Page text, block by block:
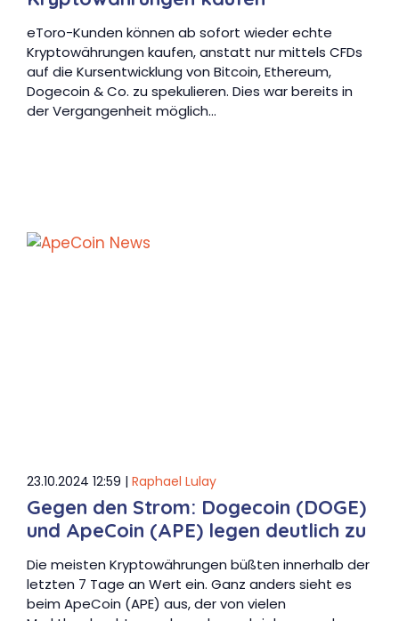
eToro-Kunden können ab sofort wieder echte
Kryptowährungen kaufen, anstatt nur mittels CFDs
auf die Kursentwicklung von Bitcoin, Ethereum,
Dogecoin & Co. zu spekulieren. Dies war bereits in
der Vergangenheit möglich…
23.10.2024 12:59 | Raphael Lulay
Gegen den Strom: Dogecoin (DOGE)
und ApeCoin (APE) legen deutlich zu
Die meisten Kryptowährungen büßten innerhalb der
letzten 7 Tage an Wert ein. Ganz anders sieht es
beim ApeCoin (APE) aus, der von vielen